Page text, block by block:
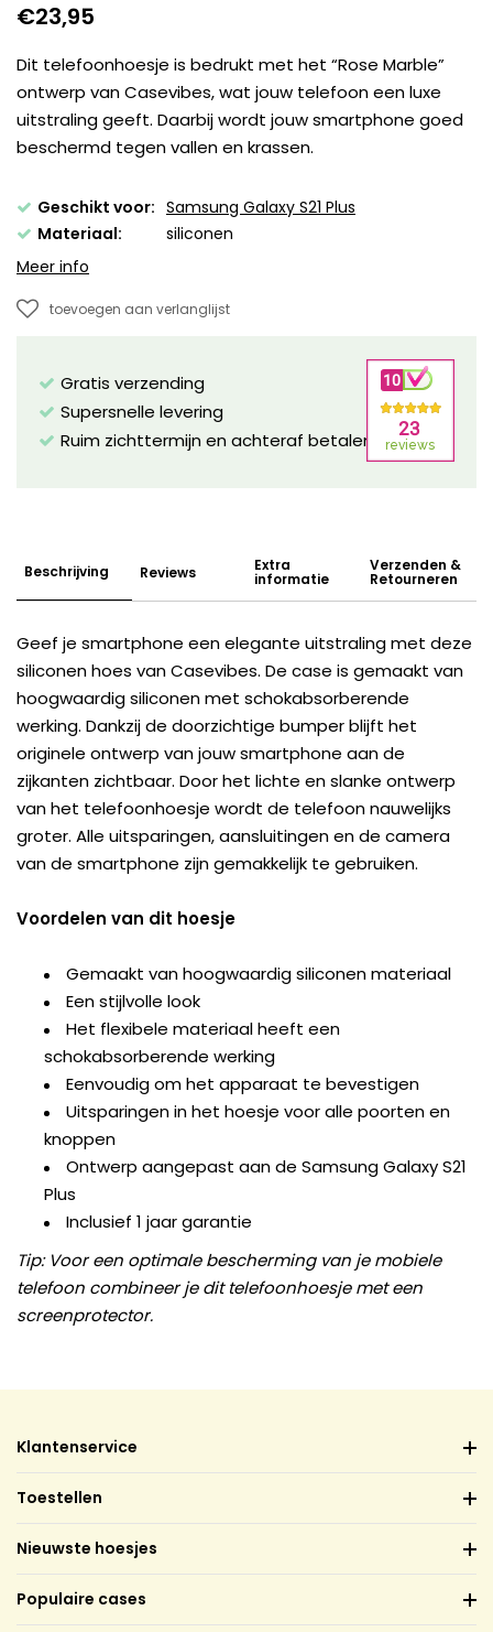
€23,95
Dit telefoonhoesje is bedrukt met het “Rose Marble”
ontwerp van Casevibes, wat jouw telefoon een luxe
uitstraling geeft. Daarbij wordt jouw smartphone goed
beschermd tegen vallen en krassen.
Geschikt voor: Samsung Galaxy S21 Plus
Materiaal:
siliconen
Meer info
toevoegen aan verlanglijst
Gratis verzending
Supersnelle levering
Ruim zichttermijn en achteraf betalen mogelijk!
Beschrijving Reviews Extra
informatie
Verzenden &
Retourneren
Geef je smartphone een elegante uitstraling met deze
siliconen hoes van Casevibes. De case is gemaakt van
hoogwaardig siliconen met schokabsorberende
werking. Dankzij de doorzichtige bumper blijft het
originele ontwerp van jouw smartphone aan de
zijkanten zichtbaar. Door het lichte en slanke ontwerp
van het telefoonhoesje wordt de telefoon nauwelijks
groter. Alle uitsparingen, aansluitingen en de camera
van de smartphone zijn gemakkelijk te gebruiken.
Voordelen van dit hoesje
Gemaakt van hoogwaardig siliconen materiaal
Een stijlvolle look
Het flexibele materiaal heeft een
schokabsorberende werking
Eenvoudig om het apparaat te bevestigen
Uitsparingen in het hoesje voor alle poorten en
knoppen
Ontwerp aangepast aan de Samsung Galaxy S21
Plus
Inclusief 1 jaar garantie
Tip: Voor een optimale bescherming van je mobiele
telefoon combineer je dit telefoonhoesje met een
screenprotector.
Klantenservice
Toestellen
Nieuwste hoesjes
Populaire cases